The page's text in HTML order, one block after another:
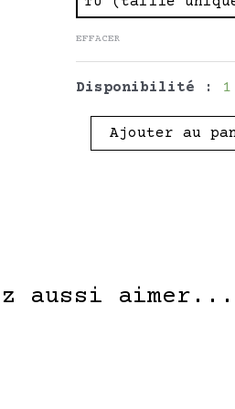
EFFACER
Disponibilité :
-
Pièce
Unique
Upcyclée
Ajouter au
aussi aimer...